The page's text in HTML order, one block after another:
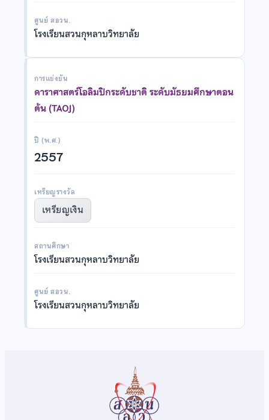
ศูนย์ สอวน.
โรงเรียนสวนกุหลาบวิทยาลัย
การแข่งขัน
ดาราศาสตร์โอลิมปิกระดับชาติ ระดับมัธยมศึกษาตอน
ต้น (TAOJ)
ปี (พ.ศ.)
2557
เหรียญรางวัล
เหรียญเงิน
สถานศึกษา
โรงเรียนสวนกุหลาบวิทยาลัย
ศูนย์ สอวน.
โรงเรียนสวนกุหลาบวิทยาลัย